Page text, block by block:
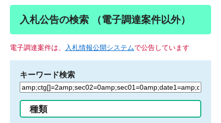
入札公告の検索 （電子調達案件以外）
電子調達案件は、 入札情報公開システムで公告しています
キーワード検索
検
る
種類